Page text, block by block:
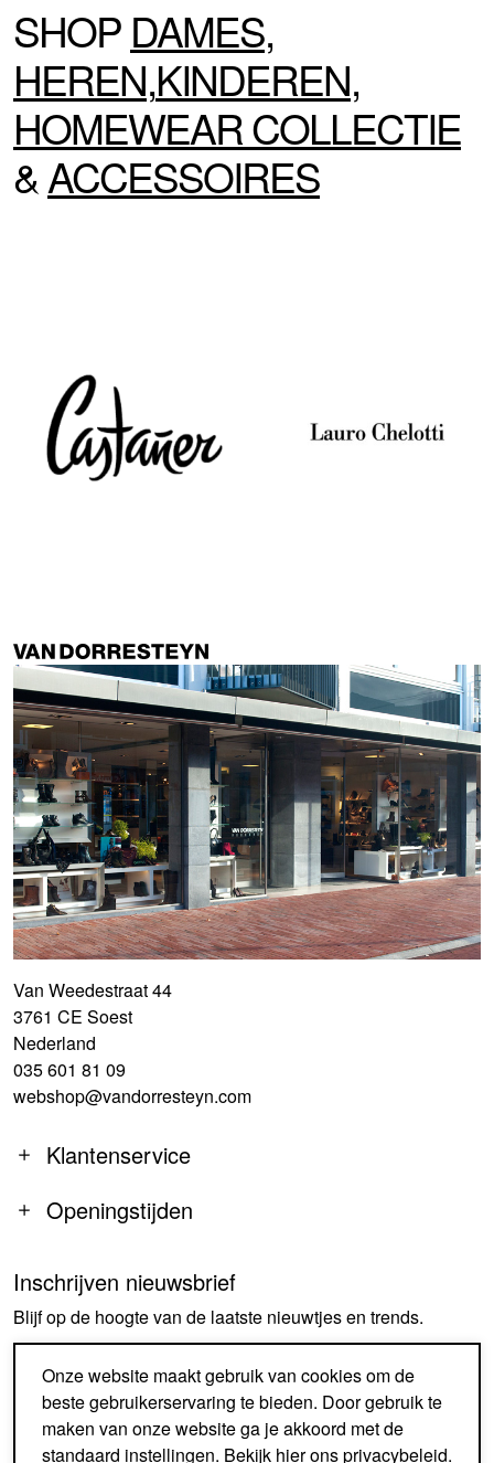
SHOP DAMES,
HEREN,KINDEREN,
HOMEWEARCOLLECTIE
&ACCESSOIRES
Van Weedestraat 44
3761 CE Soest
Nederland
035 601 81 09
webshop@vandorresteyn.com
Klantenservice
Openingstijden
MA
14:00-18:00
DI-DO
09:30-18:00
ZA
09:30-17:00
ZO
GESLOTEN
Inschrijven nieuwsbrief
Blijf op de hoogte van de laatste nieuwtjes en trends.
AANMELDEN
Onze website maakt gebruik van cookies om de
beste gebruikerservaring te bieden. Door gebruik te
maken van onze website ga je akkoord met de
standaard instellingen. Bekijk hierons privacybeleid.